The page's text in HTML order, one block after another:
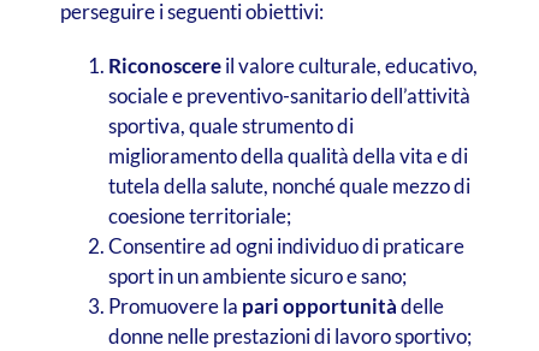
perseguire i seguenti obiettivi:
Riconoscereil valore culturale, educativo,
sociale e preventivo-sanitario dell’attività
sportiva, quale strumento di
miglioramento della qualità della vita e di
tutela della salute, nonché quale mezzo di
coesione territoriale;
Consentire ad ogni individuo di praticare
sport in un ambiente sicuro e sano;
Promuovere la pari opportunitàdelle
donne nelle prestazioni di lavoro sportivo;